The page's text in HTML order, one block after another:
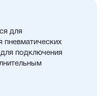
для
пневматических
подключения